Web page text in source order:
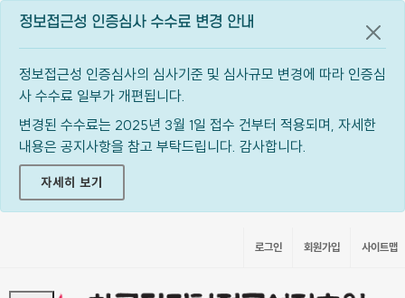
정보접근성 인증심사 수수료 변경 안내
정보접근성 인증심사의 심사기준 및 심사규모 변경에 따라 인증심
사 수수료 일부가 개편됩니다.
변경된 수수료는 2025년 3월 1일 접수 건부터 적용되며, 자세한
내용은 공지사항을 참고 부탁드립니다. 감사합니다.
자세히 보기
공지
로그인 회원가입 사이트맵